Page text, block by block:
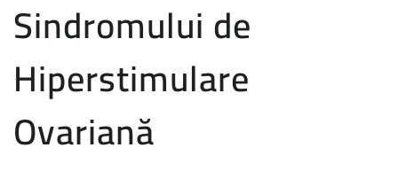
Sindromului de
Hiperstimulare
Ovariană